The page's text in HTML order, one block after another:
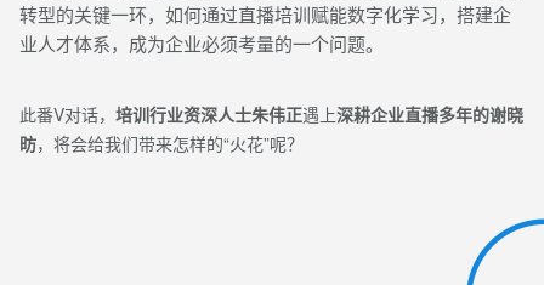
转型的关键一环，如何通过直播培训赋能数字化学习，搭建企
业人才体系，成为企业必须考量的一个问题。
此番V对话， 培训行业资深人士朱伟正遇上深耕企业直播多年的谢晓
昉，将会给我们带来怎样的“火花”呢？